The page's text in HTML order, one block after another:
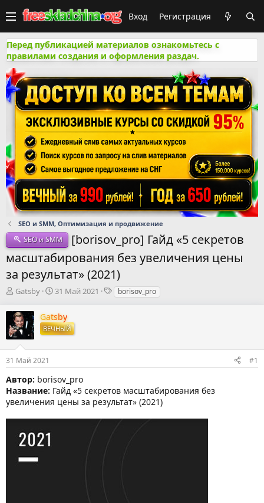
Вход Регистрация
Перед публикацией материалов ознакомьтесь с
правилами создания и оформления раздач.
SEO и SMM, Оптимизация и продвижение
SEO и SMM
[borisov_pro] Гайд «5 секретов
масштабирования без увеличения цены
за результат» (2021)
А
т
о
р
м
ы
Gatsby
Д
т
а
н
а
л
а
31 Май 2021
Тborisov_pro
Gatsby
ВЕЧНЫЙ
31 Май 2021 #1
Автор: borisov_pro
Название: Гайд «5 секретов масштабирования без
увеличения цены за результат» (2021)